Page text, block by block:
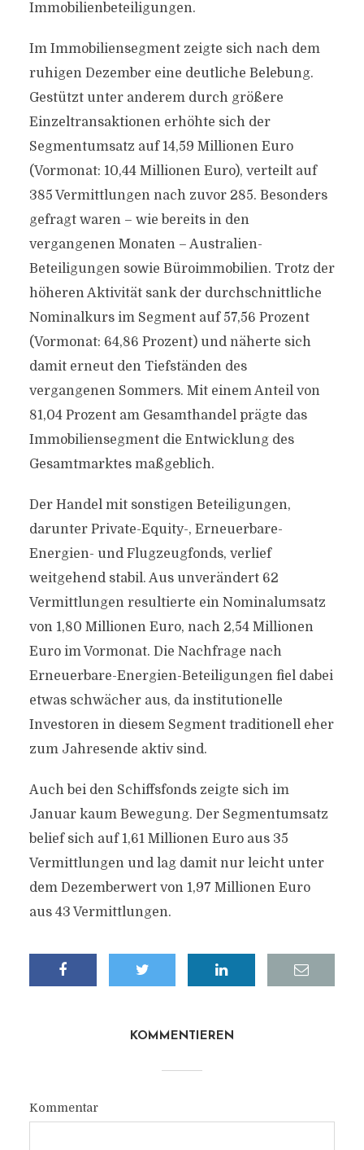
Immobilienbeteiligungen.
Im Immobiliensegment zeigte sich nach dem
ruhigen Dezember eine deutliche Belebung.
Gestützt unter anderem durch größere
Einzeltransaktionen erhöhte sich der
Segmentumsatz auf 14,59 Millionen Euro
(Vormonat: 10,44 Millionen Euro), verteilt auf
385 Vermittlungen nach zuvor 285. Besonders
gefragt waren – wie bereits in den
vergangenen Monaten – Australien-
Beteiligungen sowie Büroimmobilien. Trotz der
höheren Aktivität sank der durchschnittliche
Nominalkurs im Segment auf 57,56 Prozent
(Vormonat: 64,86 Prozent) und näherte sich
damit erneut den Tiefständen des
vergangenen Sommers. Mit einem Anteil von
81,04 Prozent am Gesamthandel prägte das
Immobiliensegment die Entwicklung des
Gesamtmarktes maßgeblich.
Der Handel mit sonstigen Beteiligungen,
darunter Private-Equity-, Erneuerbare-
Energien- und Flugzeugfonds, verlief
weitgehend stabil. Aus unverändert 62
Vermittlungen resultierte ein Nominalumsatz
von 1,80 Millionen Euro, nach 2,54 Millionen
Euro im Vormonat. Die Nachfrage nach
Erneuerbare-Energien-Beteiligungen fiel dabei
etwas schwächer aus, da institutionelle
Investoren in diesem Segment traditionell eher
zum Jahresende aktiv sind.
Auch bei den Schiffsfonds zeigte sich im
Januar kaum Bewegung. Der Segmentumsatz
belief sich auf 1,61 Millionen Euro aus 35
Vermittlungen und lag damit nur leicht unter
dem Dezemberwert von 1,97 Millionen Euro
aus 43 Vermittlungen.
KOMMENTIEREN
Kommentar